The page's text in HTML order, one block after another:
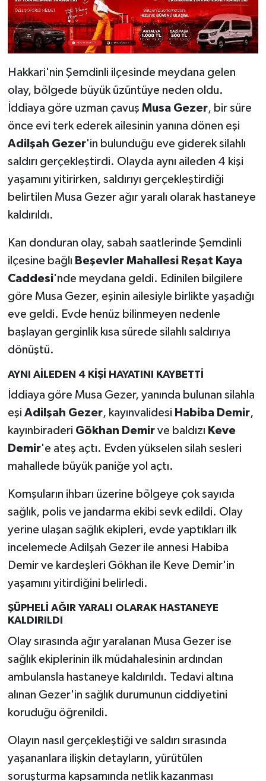
Hakkari'nin Şemdinli ilçesinde meydana gelen
olay, bölgede büyük üzüntüye neden oldu.
İddiaya göre uzman çavuş Musa Gezer, bir süre
önce evi terk ederek ailesinin yanına dönen eşi
Adilşah Gezer'in bulunduğu eve giderek silahlı
saldırı gerçekleştirdi. Olayda aynı aileden 4 kişi
yaşamını yitirirken, saldırıyı gerçekleştirdiği
belirtilen Musa Gezer ağır yaralı olarak hastaneye
kaldırıldı.
Kan donduran olay, sabah saatlerinde Şemdinli
ilçesine bağlı Beşevler Mahallesi Reşat Kaya
Caddesi'nde meydana geldi. Edinilen bilgilere
göre Musa Gezer, eşinin ailesiyle birlikte yaşadığı
eve geldi. Evde henüz bilinmeyen nedenle
başlayan gerginlik kısa sürede silahlı saldırıya
dönüştü.
AYNI AİLEDEN 4 KİŞİ HAYATINI KAYBETTİ
İddiaya göre Musa Gezer, yanında bulunan silahla
eşi Adilşah Gezer, kayınvalidesi Habiba Demir,
kayınbiraderi Gökhan Demirve baldızı Keve
Demir'e ateş açtı. Evden yükselen silah sesleri
mahallede büyük paniğe yol açtı.
Komşuların ihbarı üzerine bölgeye çok sayıda
sağlık, polis ve jandarma ekibi sevk edildi. Olay
yerine ulaşan sağlık ekipleri, evde yaptıkları ilk
incelemede Adilşah Gezer ile annesi Habiba
Demir ve kardeşleri Gökhan ile Keve Demir'in
yaşamını yitirdiğini belirledi.
ŞÜPHELİ AĞIR YARALI OLARAK HASTANEYE
KALDIRILDI
Olay sırasında ağır yaralanan Musa Gezer ise
sağlık ekiplerinin ilk müdahalesinin ardından
ambulansla hastaneye kaldırıldı. Tedavi altına
alınan Gezer'in sağlık durumunun ciddiyetini
koruduğu öğrenildi.
Olayın nasıl gerçekleştiği ve saldırı sırasında
yaşananlara ilişkin detayların, yürütülen
soruşturma kapsamında netlik kazanması